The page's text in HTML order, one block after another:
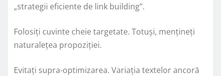
„strategii eficiente de link building”.
Folosiți cuvinte cheie targetate. Totuși, mențineți
naturalețea propoziției.
Evitați supra-optimizarea. Variația textelor ancoră